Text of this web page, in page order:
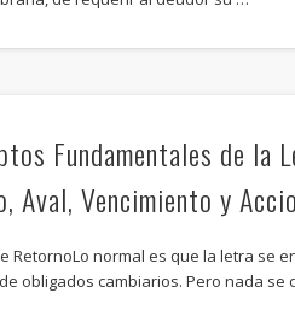
Fundamentales de la
Aval, Vencimiento y
RetornoLo normal es que la letra se
obligados cambiarios. Pero nada se